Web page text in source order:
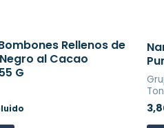
Rellenos de
al Cacao
G